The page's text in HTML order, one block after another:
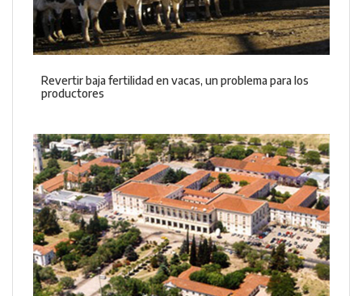
Revertir baja fertilidad en vacas, un problema para los
productores